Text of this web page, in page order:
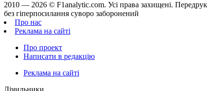
2010 — 2026 © F1analytic.com. Усi права захищенi. Передрук
без гіперпосилання суворо заборонений
Про нас
Реклама на сайті
Про проект
Написати в редакцію
Реклама на сайті
Лічильники